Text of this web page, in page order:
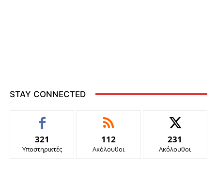
STAY CONNECTED
321
Υποστηρικτές
112
Ακόλουθοι
231
Ακόλουθοι